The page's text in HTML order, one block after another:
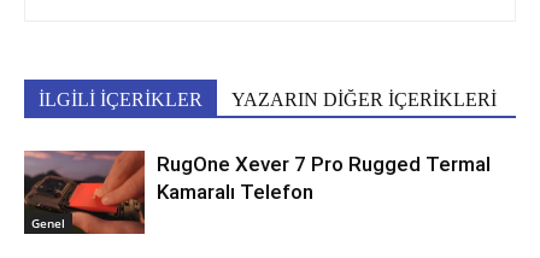
İLGİLİ İÇERİKLER YAZARIN DİĞER İÇERİKLERİ
Genel
RugOne Xever 7 Pro Rugged Termal
Kamaralı Telefon